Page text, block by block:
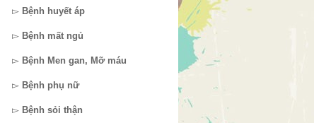
▻ Bệnh huyết áp
▻ Bệnh mất ngủ
▻ Bệnh Men gan, Mỡ máu
▻ Bệnh phụ nữ
▻ Bệnh sỏi thận